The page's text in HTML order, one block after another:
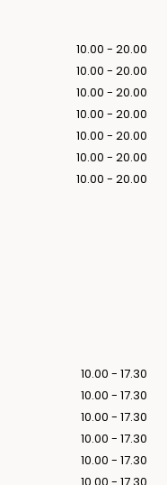
10.00 - 20.00
10.00 - 20.00
10.00 - 20.00
10.00 - 20.00
10.00 - 20.00
10.00 - 20.00
10.00 - 20.00
10.00 - 17.30
10.00 - 17.30
10.00 - 17.30
10.00 - 17.30
10.00 - 17.30
10.00 - 17.30